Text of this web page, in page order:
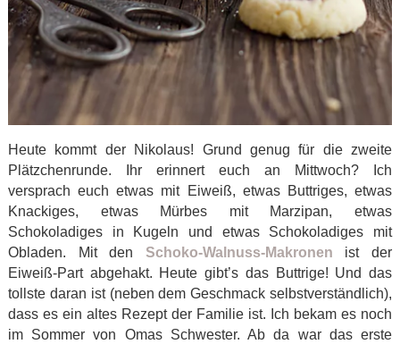
Heute kommt der Nikolaus! Grund genug für die zweite
Plätzchenrunde. Ihr erinnert euch an Mittwoch? Ich
versprach euch etwas mit Eiweiß, etwas Buttriges, etwas
Knackiges, etwas Mürbes mit Marzipan, etwas
Schokoladiges in Kugeln und etwas Schokoladiges mit
Obladen. Mit den Schoko-Walnuss-Makronen ist der
Eiweiß-Part abgehakt. Heute gibt’s das Buttrige! Und das
tollste daran ist (neben dem Geschmack selbstverständlich),
dass es ein altes Rezept der Familie ist. Ich bekam es noch
im Sommer von Omas Schwester. Ab da war das erste